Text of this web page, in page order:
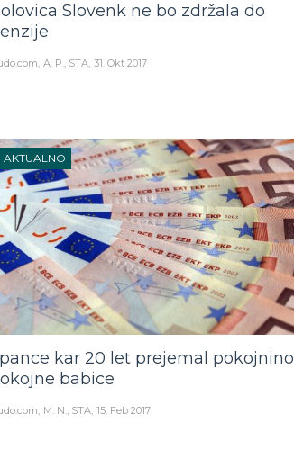
Slovenk ne bo zdržala do
A. P., STA 31. Okt 2017
AKTUALNO
kar 20 let prejemal pokojnino
babice
M. N., STA 15. Feb 2017